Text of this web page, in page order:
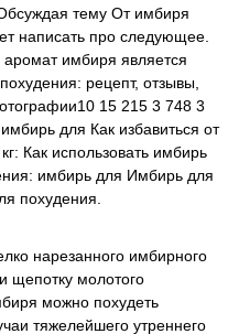
тему От имбиря
написать про следующее.
имбиря является
рецепт, отзывы,
15 215 3 748 3
для Как избавиться от
Как использовать имбирь
имбирь для Имбирь для
похудения.
нарезанного имбирного
щепотку молотого
можно похудеть
тяжелейшего утреннего